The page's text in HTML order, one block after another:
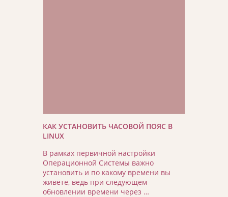
КАК УСТАНОВИТЬ ЧАСОВОЙ ПОЯС В
LINUX
В рамках первичной настройки
Операционной Системы важно
установить и по какому времени вы
живёте, ведь при следующем
обновлении времени через …